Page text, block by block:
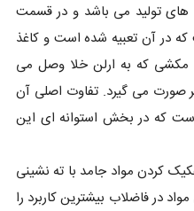
های تولید می باشد و در قسمت
در آن تعبیه شده است و کاغذ
مکشی که به ارلن خلا وصل می
می گیرد. تفاوت اصلی آن
که در بخش استوانه ای این
کردن مواد جامد با ته نشینی
در فاضلاب بیشترین کاربرد را